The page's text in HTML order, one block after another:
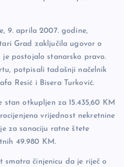
9. aprila 2007. godine,
Grad zaključila ugovor o
je postojalo stanarsko pravo.
potpisali tadašnji načelnik
Resić i Bisera Turković.
otkupljen za 15.435,60 KM
vrijednost nekretnine
za sanaciju ratne štete
49.980 KM.
smatra činjenicu da je riječ o